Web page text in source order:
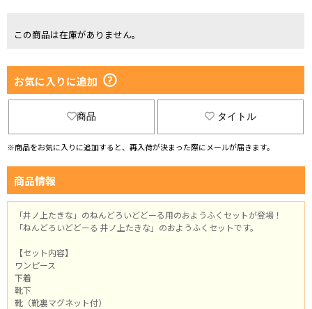
この商品は在庫がありません。
お気に入りに追加
商品 タイトル
※商品をお気に入りに追加すると、再入荷が決まった際にメールが届きます。
商品情報
「井ノ上たきな」のねんどろいどどーる用のおようふくセットが登場！
「ねんどろいどどーる 井ノ上たきな」のおようふくセットです。
【セット内容】
ワンピース
下着
靴下
靴（靴裏マグネット付）